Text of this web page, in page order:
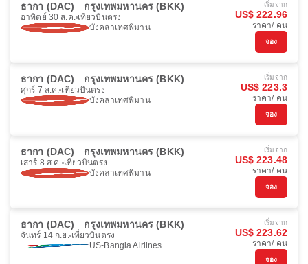
ธากา (DAC) กรุงเทพมหานคร (BKK)
อาทิตย์ 30 ส.ค. เที่ยวบินตรง
บังคลาเทศพิมาน
เริ่มจาก
US$ 222.96
ราคา/ คน
จอง
ธากา (DAC) กรุงเทพมหานคร (BKK)
ศุกร์ 7 ส.ค. เที่ยวบินตรง
บังคลาเทศพิมาน
เริ่มจาก
US$ 223.3
ราคา/ คน
จอง
ธากา (DAC) กรุงเทพมหานคร (BKK)
เสาร์ 8 ส.ค. เที่ยวบินตรง
บังคลาเทศพิมาน
เริ่มจาก
US$ 223.48
ราคา/ คน
จอง
ธากา (DAC) กรุงเทพมหานคร (BKK)
จันทร์ 14 ก.ย. เที่ยวบินตรง
US-Bangla Airlines
เริ่มจาก
US$ 223.62
ราคา/ คน
จอง